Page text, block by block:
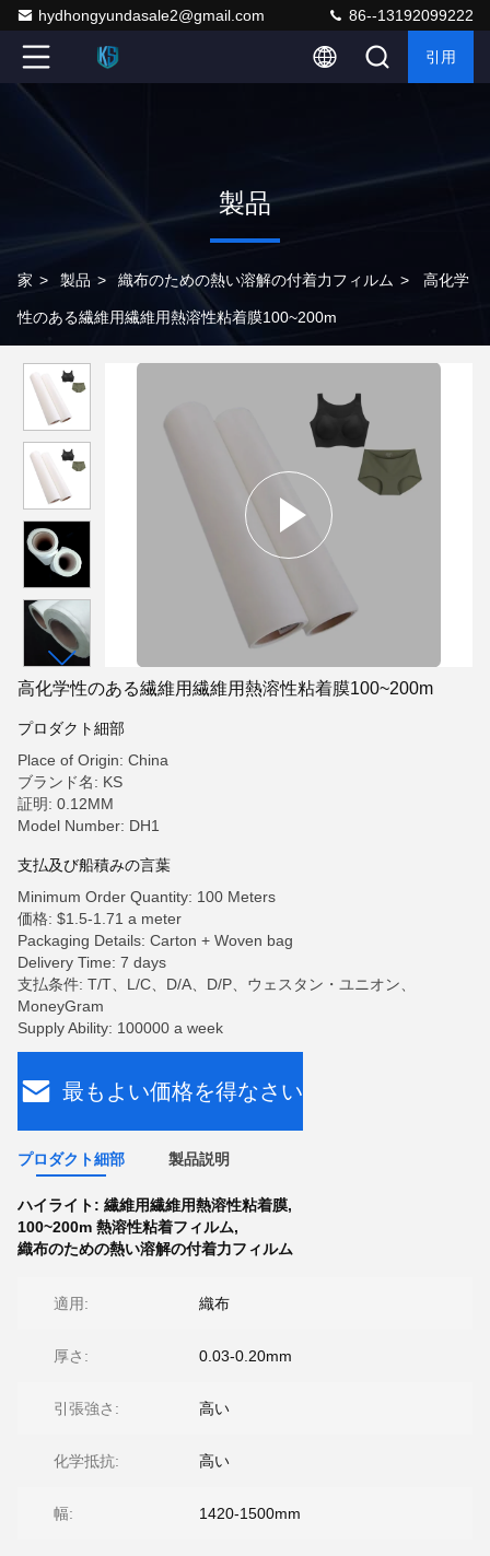
hydhongyundasale2@gmail.com 86--13192099222
引用
製品
家 > 製品 > 織布のための熱い溶解の付着力フィルム > 高化学
性のある繊維用繊維用熱溶性粘着膜100~200m
高化学性のある繊維用繊維用熱溶性粘着膜100~200m
プロダクト細部
Place of Origin: China
ブランド名: KS
証明: 0.12MM
Model Number: DH1
支払及び船積みの言葉
Minimum Order Quantity: 100 Meters
価格: $1.5-1.71 a meter
Packaging Details: Carton + Woven bag
Delivery Time: 7 days
支払条件: T/T、L/C、D/A、D/P、ウェスタン・ユニオン、
MoneyGram
Supply Ability: 100000 a week
最もよい価格を得なさい
プロダクト細部 製品説明
ハイライト: 繊維用繊維用熱溶性粘着膜,
100~200m 熱溶性粘着フィルム,
織布のための熱い溶解の付着力フィルム
適用: 織布
厚さ: 0.03-0.20mm
引張強さ: 高い
化学抵抗: 高い
幅: 1420-1500mm